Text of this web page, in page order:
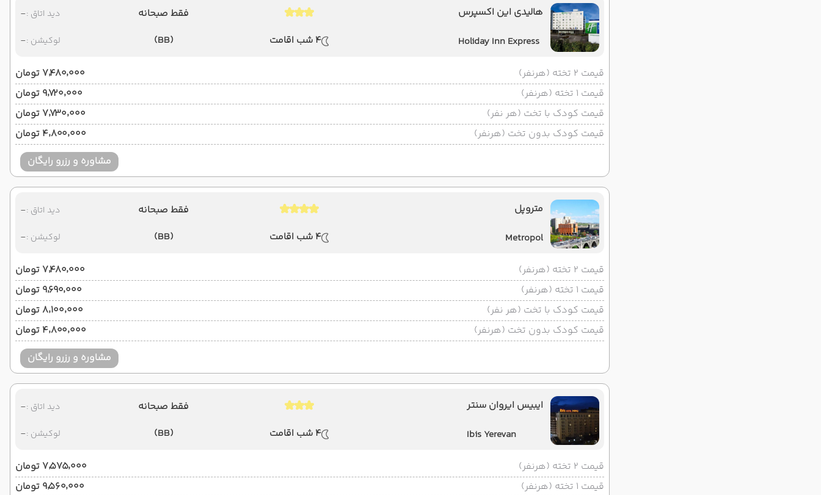
هالیدی این اکسپرس
Holiday Inn Express
4 شب اقامت
فقط صبحانه
(BB)
دید اتاق :-
لوکیشن :-
قیمت 2 تخته (هرنفر)
۷٬۴۸۰٬۰۰۰ تومان
قیمت 1 تخته (هرنفر)
۹٬۷۲۰٬۰۰۰ تومان
قیمت کودک با تخت (هر نفر)
۷٬۷۳۰٬۰۰۰ تومان
قیمت کودک بدون تخت (هرنفر)
۴٬۸۰۰٬۰۰۰ تومان
مشاوره و رزرو رایگان
متروپل
Metropol
4 شب اقامت
فقط صبحانه
(BB)
دید اتاق :-
لوکیشن :-
قیمت 2 تخته (هرنفر)
۷٬۴۸۰٬۰۰۰ تومان
قیمت 1 تخته (هرنفر)
۹٬۶۹۰٬۰۰۰ تومان
قیمت کودک با تخت (هر نفر)
۸٬۱۰۰٬۰۰۰ تومان
قیمت کودک بدون تخت (هرنفر)
۴٬۸۰۰٬۰۰۰ تومان
مشاوره و رزرو رایگان
ایبیس ایروان سنتر
Ibis Yerevan
4 شب اقامت
فقط صبحانه
(BB)
دید اتاق :-
لوکیشن :-
قیمت 2 تخته (هرنفر)
۷٬۵۷۵٬۰۰۰ تومان
قیمت 1 تخته (هرنفر)
۹٬۵۶۰٬۰۰۰ تومان